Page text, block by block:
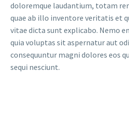
doloremque laudantium, totam
quae ab illo inventore veritatis et
vitae dicta sunt explicabo. Nemo
quia voluptas sit aspernatur aut
consequuntur magni dolores eos
sequi nesciunt.